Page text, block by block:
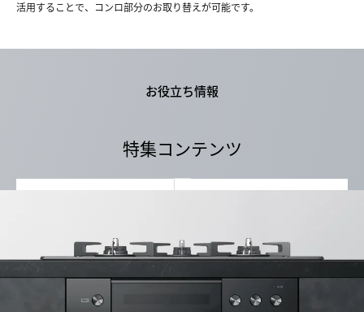
活用することで、コンロ部分のお取り替えが可能です。
お役立ち情報
特集コンテンツ